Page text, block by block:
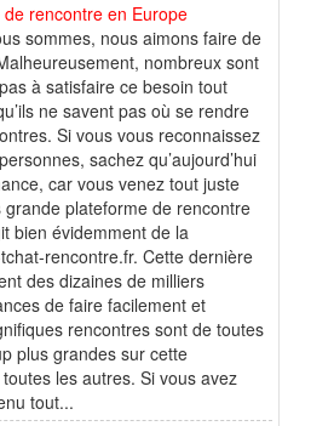
rencontre en Europe
sommes, nous aimons faire de
nombreux sont
à satisfaire ce besoin tout
ne savent pas où se rendre
Si vous vous reconnaissez
sachez qu’aujourd’hui
car vous venez tout juste
grande plateforme de rencontre
bien évidemment de la
rencontre.fr. Cette dernière
des dizaines de milliers
de faire facilement et
rencontres sont de toutes
plus grandes sur cette
les autres. Si vous avez
tout...